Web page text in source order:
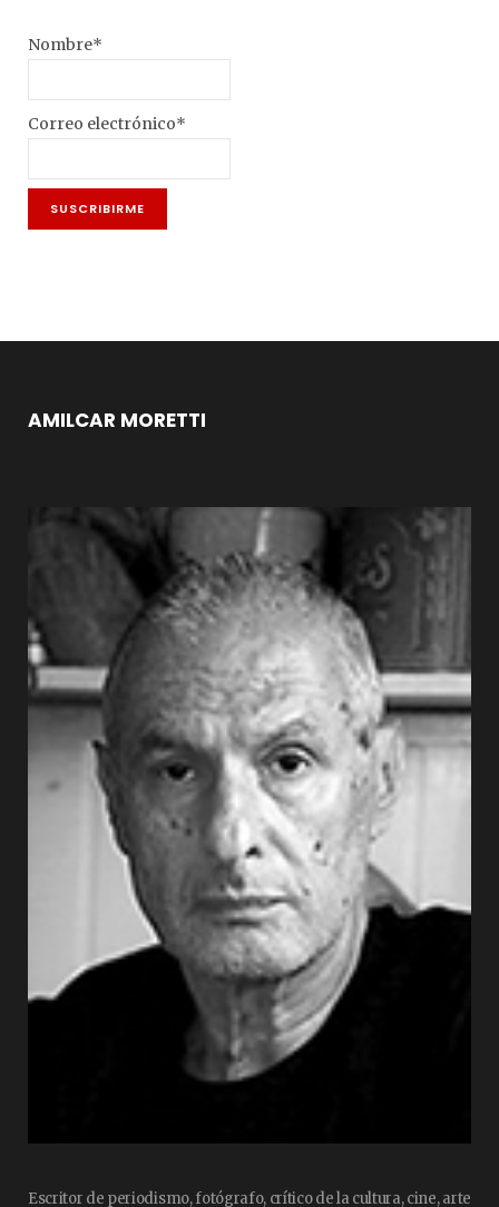
Nombre*
Correo electrónico*
AMILCAR MORETTI
Escritor de periodismo, fotógrafo, crítico de la cultura, cine, arte